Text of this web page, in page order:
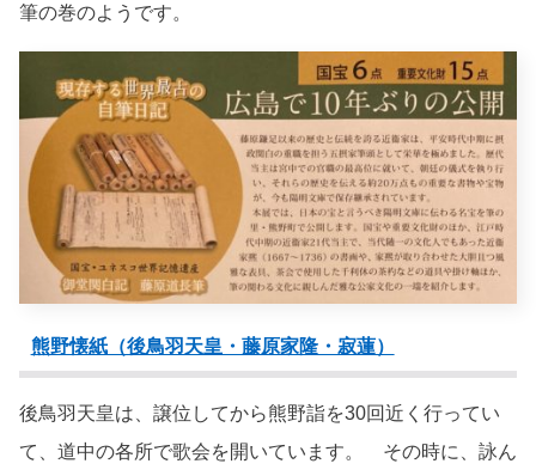
筆の巻のようです。
熊野懐紙（後鳥羽天皇・藤原家隆・寂蓮）
後鳥羽天皇は、譲位してから熊野詣を30回近く行ってい
て、道中の各所で歌会を開いています。 その時に、詠ん